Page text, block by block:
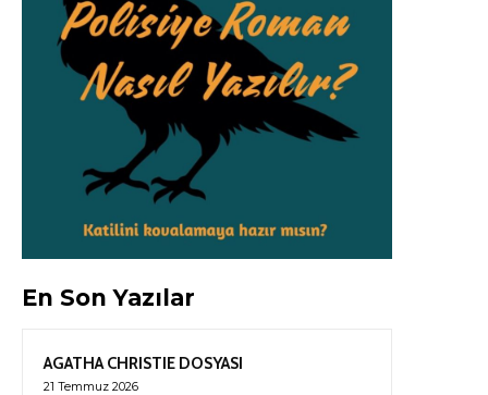
En Son Yazılar
AGATHA CHRISTIE DOSYASI
21 Temmuz 2026